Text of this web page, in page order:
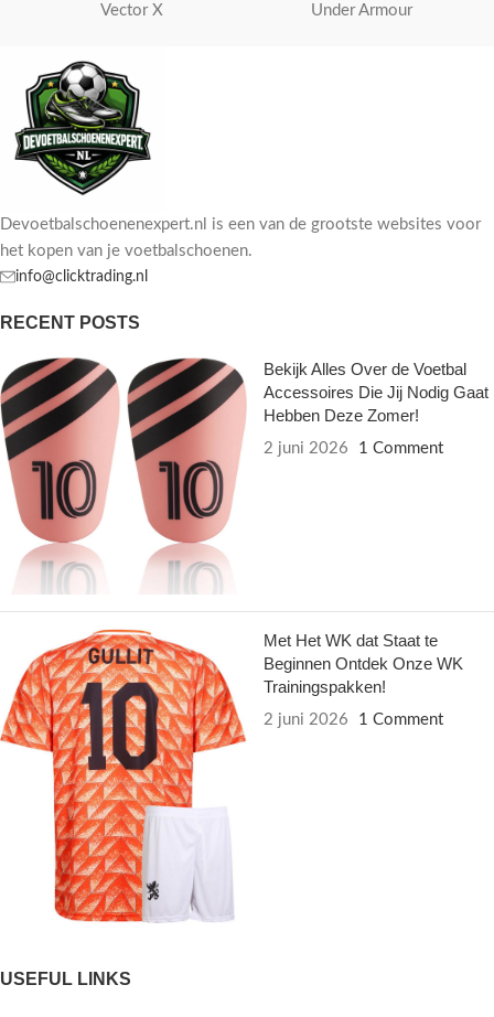
Vector X Under Armour
Devoetbalschoenenexpert.nl is een van de grootste websites voor
het kopen van je voetbalschoenen.
info@clicktrading.nl
RECENT POSTS
Bekijk Alles Over de Voetbal
Accessoires Die Jij Nodig Gaat
Hebben Deze Zomer!
2 juni 2026 1 Comment
Met Het WK dat Staat te
Beginnen Ontdek Onze WK
Trainingspakken!
2 juni 2026 1 Comment
USEFUL LINKS